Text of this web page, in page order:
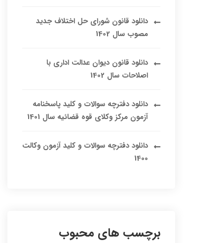
دانلود قانون شورای حل اختلاف جدید
مصوب سال 1402
دانلود قانون دیوان عدالت اداری با
اصلاحات سال 1402
دانلود دفترچه سوالات و کلید پاسخنامه
آزمون مرکز وکلای قوه قضائیه سال 1401
دانلود دفترچه سوالات و کلید آزمون وکالت
1400
برچسب های محبوب